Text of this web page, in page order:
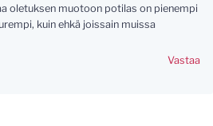
oletuksen muotoon potilas on pienempi
kuin ehkä joissain muissa
Vastaa